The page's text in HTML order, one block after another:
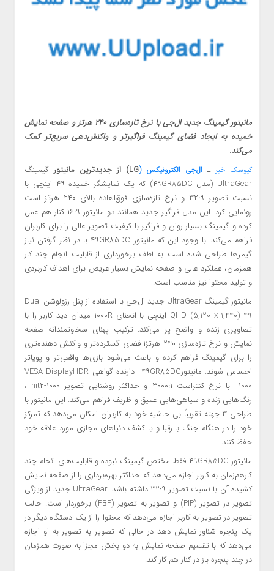
مانیتور گیمینگ جدید ال‌جی با نرخ تازه‌سازی ۲۴۰ هرتز و صفحه نمایش
خمیده به ایجاد فضای گیمینگ فراگیرتر و واکنش‌دهی سریع‌تر کمک
می‌کند.
کیوسک خبر ـ ال‌جی الکترونیکس (LG) از جدیدترین مانیتور
گیمینگ
UltraGear (مدل ۴۹GR85DC) که یک نمایشگر خمیده ۴۹ اینچی با
نسبت تصویر ۳۲:۹ و نرخ تازه‌سازی فوق‌العاده بالای ۲۴۰ هرتز است
رونمایی کرد. این مدل فراگیر جدید همانند دو مانیتور ۱۶:۹ کنار هم عمل
کرده و گیمینگ بسیار روان و فراگیر با کیفیت تصویر عالی را برای کاربران
فراهم می‌کند. با وجود این که مانیتور ۴۹GR85DC با در نظر گرفتن نیاز
گیمرها طراحی شده است به لطف برخورداری از قابلیت انجام چند کار
همزمان، عملکرد عالی و صفحه نمایش بسیار عریض برای اهداف کاربردی
و تولید محتوا نیز مناسب است.
مانیتور گیمینگ UltraGear جدید ال‌جی با استفاده از پنل رزولوشن Dual
QHD (5,120 x 1,440) 49 اینچی با انحنای ۱۰۰۰R میدان دید کاربر را با
تصاویری زنده و واضح پر می‌کند. ترکیب پهنای سخاوتمندانه صفحه
نمایش و نرخ تازه‌سازی ۲۴۰ هرتز
۱ فضای گسترده‌تر و واکنش‌ دهنده‌تری
را برای گیمینگ فراهم کرده و باعث می‌شود بازی‌ها واقعی‌تر و پویاتر
احساس شوند. مانیتور۴۹GR85DC دارنده گواهی VESA DisplayHDR
1000 با نرخ کنتراست ۳۰۰۰:۱ و حداکثر روشنایی تصویر ۱۰۰۰-nit
۲
،
رنگ‌هایی زنده و سیاهی‌هایی عمیق و ظریف فراهم می‌کند. این مانیتور با
طراحی ۳ جهته تقریباً بی حاشیه خود به کاربران امکان می‌دهد که تمرکز
خود را در هنگام جنگ با رقبا و یا کشف دنیاهای مجازی مورد علاقه خود
حفظ کنند.
مانیتور ۴۹GR85DC فقط مختص گیمینگ نبوده و قابلیت‌های انجام چند
کارهم‌زمان به کاربر اجازه می‌دهد که حداکثر بهره‌برداری را از صفحه نمایش
کشیده آن با نسبت تصویر ۳۲:۹ داشته باشد. UltraGear جدید از ویژگی
تصویر در تصویر (PIP) و تصویر به تصویر (PBP) برخوردار است. حالت
تصویر در تصویر به کاربر اجازه می‌دهد که محتوا را از یک دستگاه دیگر در
یک پنجره شناور نمایش دهد در حالی که تصویر به تصویر به او اجازه
می‌دهد که با تقسیم صفحه نمایش به دو بخش مجزا به صورت همزمان
در چند پنجره باز در کنار هم کار کند.